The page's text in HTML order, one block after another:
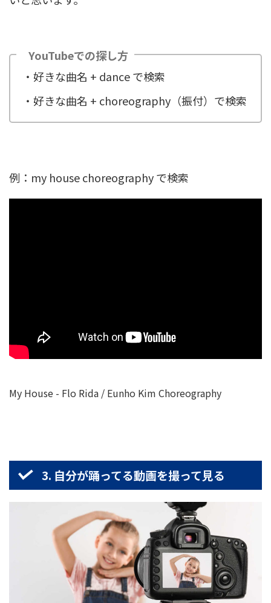
YouTubeでの探し方
・好きな曲名 + dance で検索
・好きな曲名 + choreography（振付）で検索
例：my house choreography で検索
My House - Flo Rida / Eunho Kim Choreography
3. 自分が踊ってる動画を撮って見る